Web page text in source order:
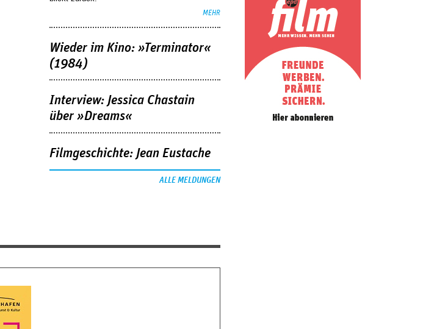
MEHR
Wieder im Kino: »Terminator«
(1984)
Interview: Jessica Chastain
über »Dreams«
Filmgeschichte: Jean Eustache
ALLE MELDUNGEN